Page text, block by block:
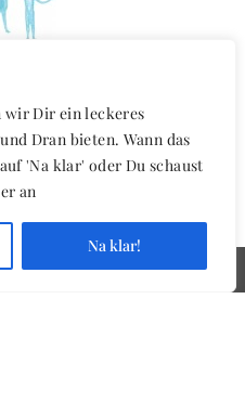
wir Dir ein leckeres
Dran bieten. Wann das
'Na klar' oder Du schaust
an
Na klar!